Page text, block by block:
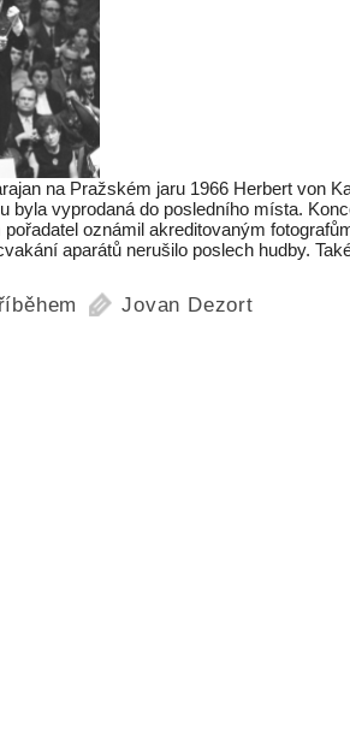
na Pražském jaru 1966 Herbert von
byla vyprodaná do posledního místa.
oznámil akreditovaným
aparátů nerušilo poslech hudby.
Jovan Dezort